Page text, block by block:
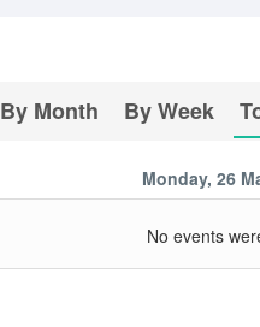
By Month By Week
Monday, 26
No events